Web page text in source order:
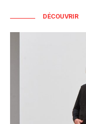
DÉCOUVRIR